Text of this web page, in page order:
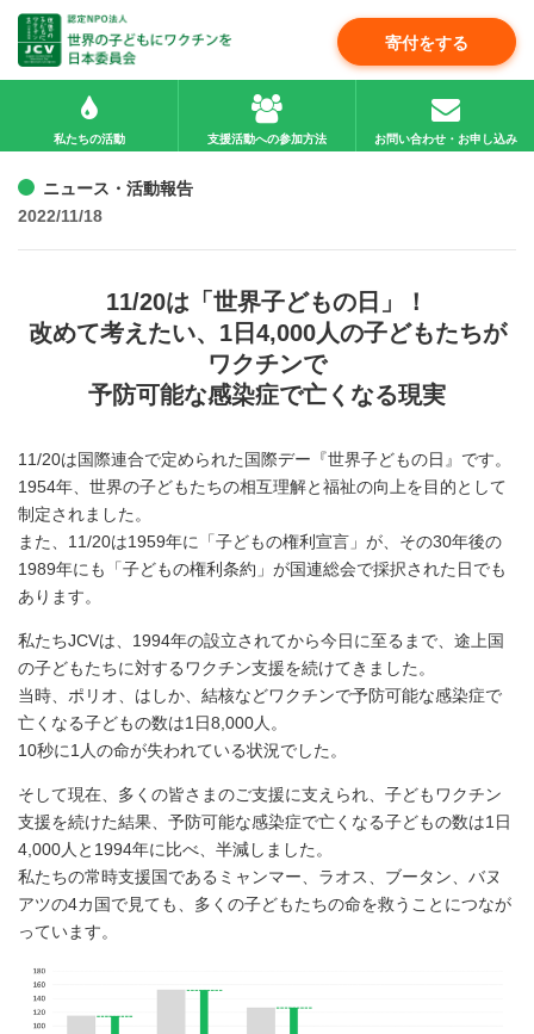
寄付をする
私たちの活動 支援活動への参加方法 お問い合わせ・お申し込み
ニュース・活動報告
2022/11/18
11/20は「世界子どもの日」！
改めて考えたい、1日4,000人の子どもたちが
ワクチンで
予防可能な感染症で亡くなる現実
11/20は国際連合で定められた国際デー『世界子どもの日』です。
1954年、世界の子どもたちの相互理解と福祉の向上を目的として
制定されました。
また、11/20は1959年に「子どもの権利宣言」が、その30年後の
1989年にも「子どもの権利条約」が国連総会で採択された日でも
あります。
私たちJCVは、1994年の設立されてから今日に至るまで、途上国
の子どもたちに対するワクチン支援を続けてきました。
当時、ポリオ、はしか、結核などワクチンで予防可能な感染症で
亡くなる子どもの数は1日8,000人。
10秒に1人の命が失われている状況でした。
そして現在、多くの皆さまのご支援に支えられ、子どもワクチン
支援を続けた結果、予防可能な感染症で亡くなる子どもの数は1日
4,000人と1994年に比べ、半減しました。
私たちの常時支援国であるミャンマー、ラオス、ブータン、バヌ
アツの4カ国で見ても、多くの子どもたちの命を救うことにつなが
っています。